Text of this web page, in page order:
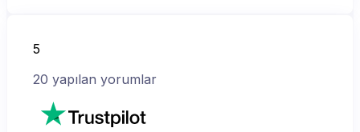
5
20 yapılan yorumlar